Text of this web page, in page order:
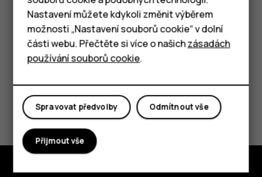
Tlačítkové telefony
Tablety
dostupné v rámci předplatného.
Pomohlo vám to?
Ano
Nastavení můžete kdykoli změnit výběrem
možnosti „Nastavení souborů cookie“ v dolní
části webu. Přečtěte si více o našichzásadách
používání souborů cookie.
Odmítnout vše
Spravovat předvolby
Přijmout vše